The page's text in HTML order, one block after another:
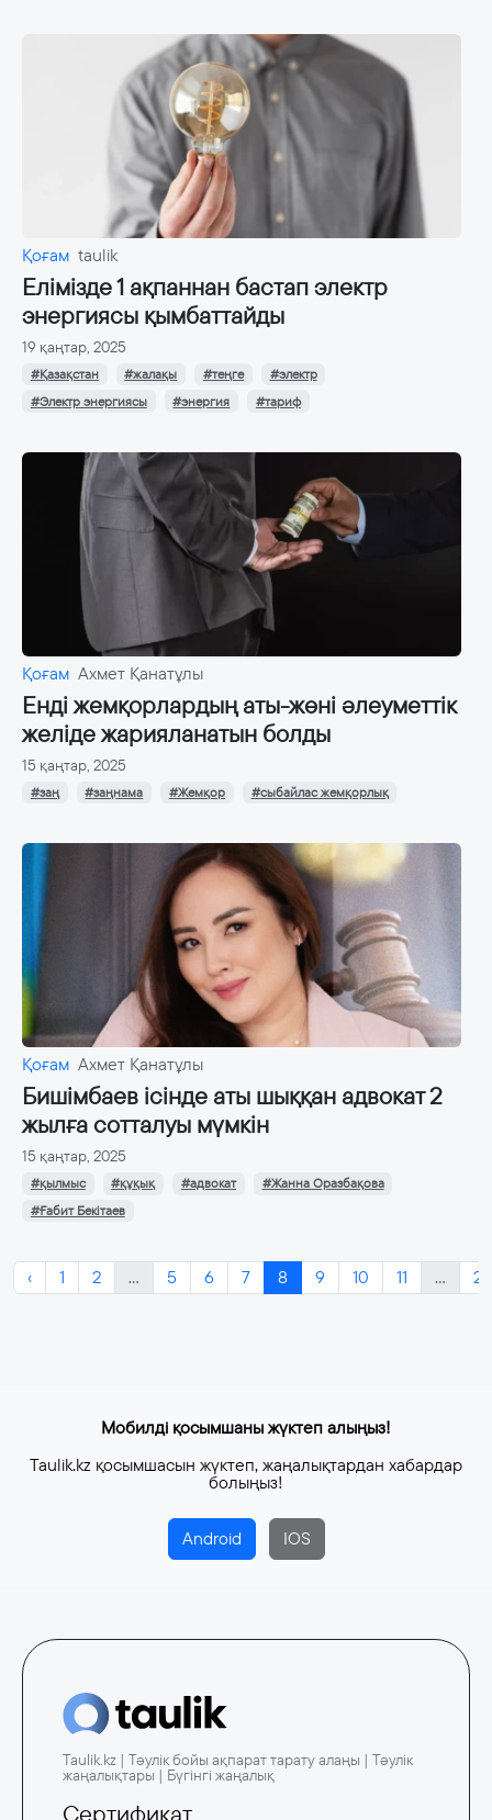
Қоғам taulik
Елімізде 1 ақпаннан бастап электр
энергиясы қымбаттайды
19 қаңтар, 2025
#Қазақстан #жалақы #теңге
#электр
#Электр энергиясы
#энергия #тариф
Қоғам Ахмет Қанатұлы
Енді жемқорлардың аты-жөні әлеуметтік
желіде жарияланатын болды
15 қаңтар, 2025
#заң #заңнама #Жемқор #сыбайлас жемқорлық
Қоғам Ахмет Қанатұлы
Бишімбаев ісінде аты шыққан адвокат 2
жылға сотталуы мүмкін
15 қаңтар, 2025
#қылмыс #құқық #адвокат
#Жанна Оразбақова
#Ғабит Бекітаев
‹ 1 2 ... 5 6 7 8 9 10 11 ... 22
Мобилді қосымшаны жүктеп алыңыз!
Taulik.kz қосымшасын жүктеп, жаңалықтардан хабардар
болыңыз!
Android IOS
Taulik.kz | Тәулік бойы ақпарат тарату алаңы | Тәулік
жаңалықтары | Бүгінгі жаңалық
Сертификат